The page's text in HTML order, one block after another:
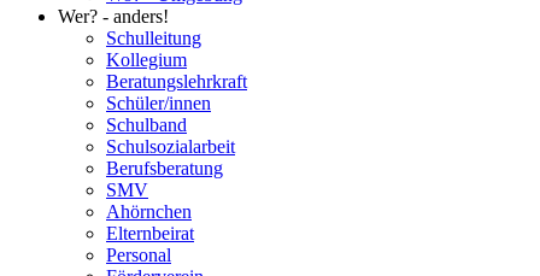
Wer? - anders!
Schulleitung
Kollegium
Beratungslehrkraft
Schüler/innen
Schulband
Schulsozialarbeit
Berufsberatung
SMV
Ahörnchen
Elternbeirat
Personal